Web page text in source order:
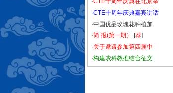
·CTE十周年庆典在北京举
·CTE十周年庆典嘉宾讲话
·中国优品玫瑰花种植加
·简 报(第一期） [荐]
·关于邀请参加第四届中
·构建农科教推结合征文